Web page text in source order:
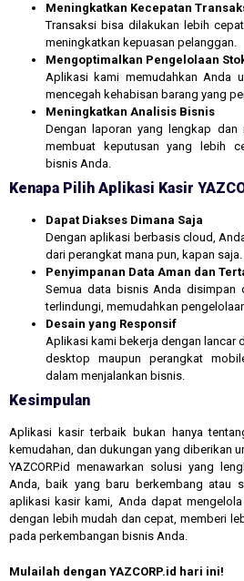
Meningkatkan Kecepatan
Transaksi bisa dilakukan lebih
meningkatkan kepuasan pelanggan.
Mengoptimalkan Pengelolaan
Aplikasi kami memudahkan Anda
mencegah kehabisan barang yang
Meningkatkan Analisis Bisnis
Dengan laporan yang lengkap
membuat keputusan yang lebih
bisnis Anda.
Kenapa Pilih Aplikasi Kasir
Dapat Diakses Dimana Saja
Dengan aplikasi berbasis cloud,
dari perangkat mana pun, kapan saja.
Penyimpanan Data Aman dan
Semua data bisnis Anda disimpan
terlindungi, memudahkan
Desain yang Responsif
Aplikasi kami bekerja dengan lancar
desktop maupun perangkat
dalam menjalankan bisnis.
Kesimpulan
Aplikasi kasir terbaik bukan hanya
kemudahan, dan dukungan yang diberikan
YAZCORP.id menawarkan solusi yang
Anda, baik yang baru berkembang atau
aplikasi kasir kami, Anda dapat
dengan lebih mudah dan cepat, memberi
pada perkembangan bisnis Anda.
Mulailah dengan YAZCORP.id hari ini!